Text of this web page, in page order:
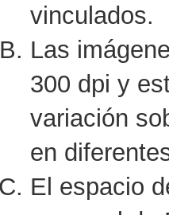
vinculados.
Las
300 dpi y
variación
en
El espacio